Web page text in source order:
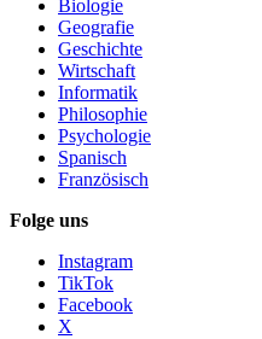
Biologie
Geografie
Geschichte
Wirtschaft
Informatik
Philosophie
Psychologie
Spanisch
Französisch
Folge uns
Instagram
TikTok
Facebook
X